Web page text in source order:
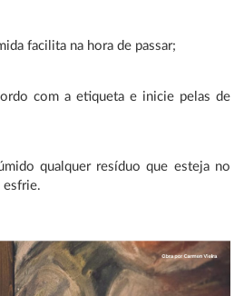
facilita na hora de passar;
com a etiqueta e inicie pelas de
qualquer resíduo que esteja no
esfrie.